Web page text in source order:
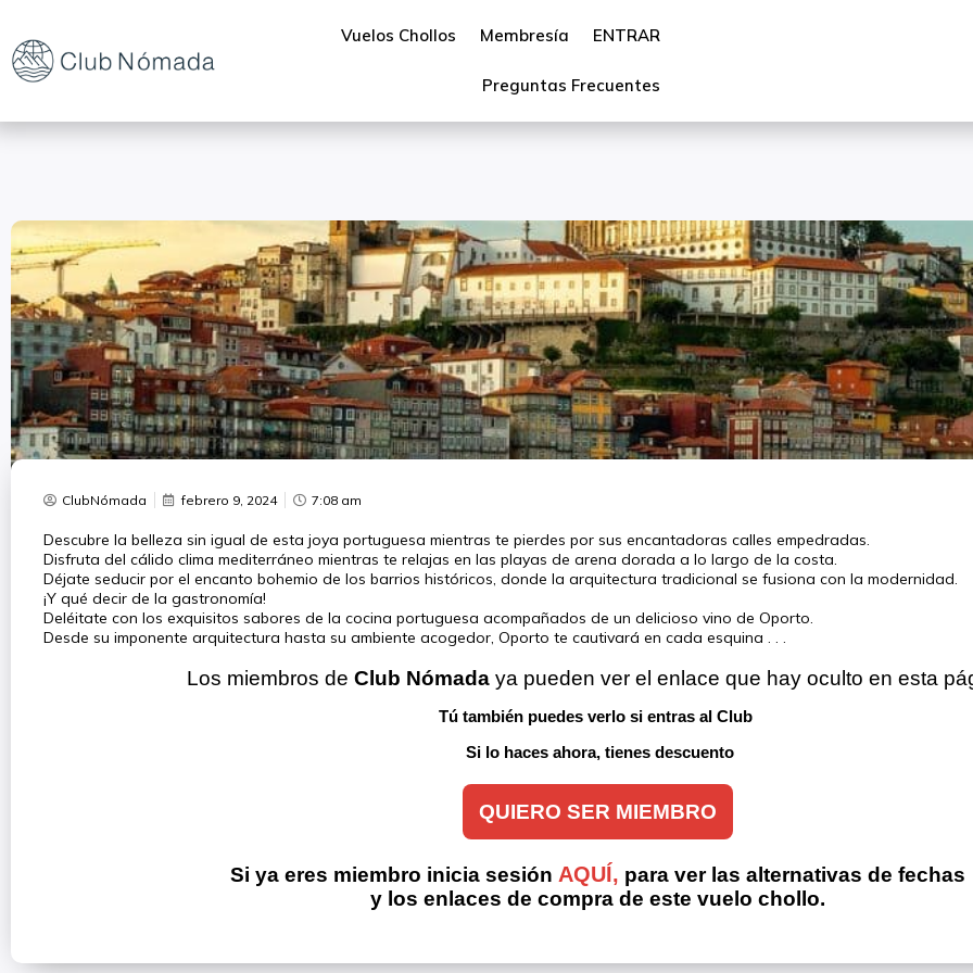
Vuelos Chollos Membresía ENTRAR
Preguntas Frecuentes
ClubNómada febrero 9, 2024 7:08 am
Descubre la belleza sin igual de esta joya portuguesa mientras te pierdes por sus encantadoras calles empedradas.
Disfruta del cálido clima mediterráneo mientras te relajas en las playas de arena dorada a lo largo de la costa.
Déjate seducir por el encanto bohemio de los barrios históricos, donde la arquitectura tradicional se fusiona con la modernidad.
¡Y qué decir de la gastronomía!
Deléitate con los exquisitos sabores de la cocina portuguesa acompañados de un delicioso vino de Oporto.
Desde su imponente arquitectura hasta su ambiente acogedor, Oporto te cautivará en cada esquina . . .
Los miembros de Club Nómada ya pueden ver el enlace que hay oculto en esta
Tú también puedes verlo si entras al Club
Si lo haces ahora, tienes descuento
QUIERO SER MIEMBRO
Si ya eres miembro inicia sesión AQUÍ, para ver las alternativas de fechas
y los enlaces de compra de este vuelo chollo.